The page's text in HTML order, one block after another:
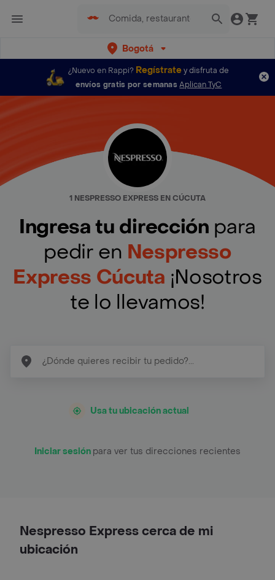
Bogotá
¿Nuevo en Rappi? Regístratey disfruta de
envíos gratis por semanas Aplican TyC
1 NESPRESSO EXPRESS EN CÚCUTA
Ingresa tu dirección para
pedir en Nespresso
Express Cúcuta ¡Nosotros
te lo llevamos!
Usa tu ubicación actual
Iniciar sesión para ver tus direcciones recientes
Nespresso Express cerca de mi
ubicación